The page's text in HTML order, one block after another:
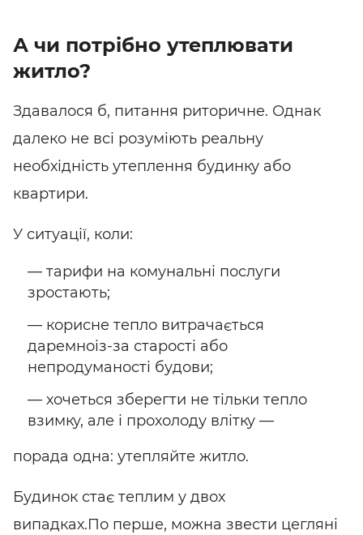
А чи потрібно утеплювати
житло?
Здавалося б, питання риторичне. Однак
далеко не всі розуміють реальну
необхідність утеплення будинку або
квартири.
У ситуації, коли:
— тарифи на комунальні послуги
зростають;
— корисне тепло витрачається
даремноіз-за старості або
непродуманості будови;
— хочеться зберегти не тільки тепло
взимку, але і прохолоду влітку —
порада одна: утепляйте житло.
Будинок стає теплим у двох
випадках.По перше, можна звести цегляні